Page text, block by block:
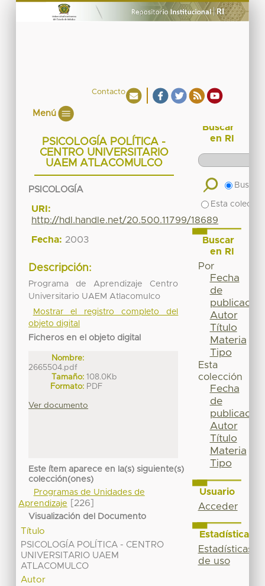
Contacto
Menú
PSICOLOGÍA POLÍTICA -
CENTRO UNIVERSITARIO
UAEM ATLACOMULCO
PSICOLOGÍA
URI:
http://hdl.handle.net/20.500.11799/18689
Fecha: 2003
Descripción:
Programa de Aprendizaje Centro
Universitario UAEM Atlacomulco
Mostrar el registro completo del
objeto digital
Ficheros en el objeto digital
Nombre:
2665504.pdf
Tamaño: 108.0Kb
Formato: PDF
Ver documento
Este ítem aparece en la(s) siguiente(s)
colección(ones)
Programas de Unidades de
Aprendizaje
[226]
Visualización del Documento
Título
PSICOLOGÍA POLÍTICA - CENTRO
UNIVERSITARIO UAEM
ATLACOMULCO
Autor
Buscar
en RI
Buscar
Esta
Buscar
en RI
Por
Fecha
de
publicación
Autor
Título
Materia
Tipo
Esta
colección
Fecha
de
publicación
Autor
Título
Materia
Tipo
Usuario
Acceder
Estadísticas
Estadísticas
de uso